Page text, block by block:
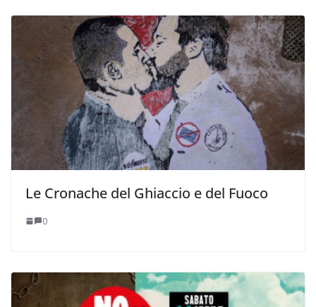
Le Cronache del Ghiaccio e del Fuoco
0